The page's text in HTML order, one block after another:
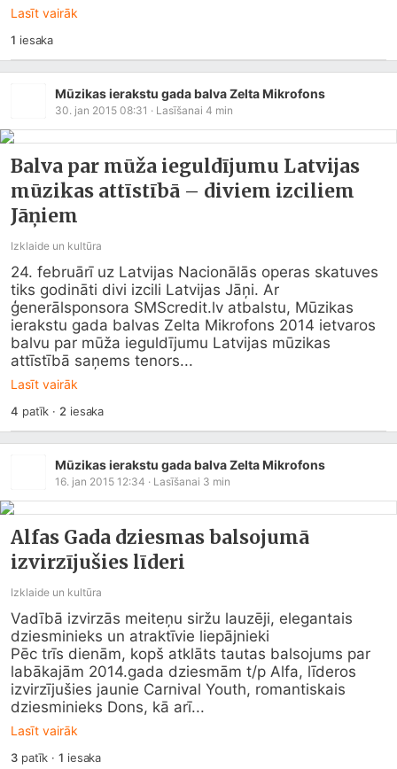
Lasīt vairāk
1 iesaka
Mūzikas ierakstu gada balva Zelta Mikrofons
30. jan 2015 08:31 · Lasīšanai 4 min
Balva par mūža ieguldījumu Latvijas
mūzikas attīstībā – diviem izciliem
Jāņiem
Izklaide un kultūra
24. februārī uz Latvijas Nacionālās operas skatuves
tiks godināti divi izcili Latvijas Jāņi. Ar
ģenerālsponsora SMScredit.lv atbalstu, Mūzikas
ierakstu gada balvas Zelta Mikrofons 2014 ietvaros
balvu par mūža ieguldījumu Latvijas mūzikas
attīstībā saņems tenors...
Lasīt vairāk
4 patīk · 2 iesaka
Mūzikas ierakstu gada balva Zelta Mikrofons
16. jan 2015 12:34 · Lasīšanai 3 min
Alfas Gada dziesmas balsojumā
izvirzījušies līderi
Izklaide un kultūra
Vadībā izvirzās meiteņu siržu lauzēji, elegantais
dziesminieks un atraktīvie liepājnieki
Pēc trīs dienām, kopš atklāts tautas balsojums par
labākajām 2014.gada dziesmām t/p Alfa, līderos
izvirzījušies jaunie Carnival Youth, romantiskais
dziesminieks Dons, kā arī...
Lasīt vairāk
3patīk ·1 iesaka